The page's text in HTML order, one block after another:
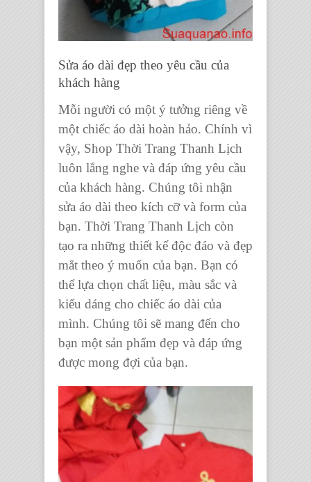
Sửa áo dài đẹp theo yêu cầu của
khách hàng
Mỗi người có một ý tưởng riêng về
một chiếc áo dài hoàn hảo. Chính vì
vậy, Shop Thời Trang Thanh Lịch
luôn lắng nghe và đáp ứng yêu cầu
của khách hàng. Chúng tôi nhận
sửa áo dài theo kích cỡ và form của
bạn. Thời Trang Thanh Lịch còn
tạo ra những thiết kế độc đáo và đẹp
mắt theo ý muốn của bạn. Bạn có
thể lựa chọn chất liệu, màu sắc và
kiểu dáng cho chiếc áo dài của
mình. Chúng tôi sẽ mang đến cho
bạn một sản phẩm đẹp và đáp ứng
được mong đợi của bạn.